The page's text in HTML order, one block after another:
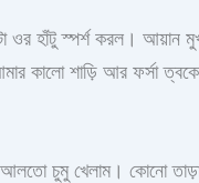
ওর হাঁটু স্পর্শ করল। আয়ান
শাড়ি আর ফর্সা
চুমু খেলাম। কোনো